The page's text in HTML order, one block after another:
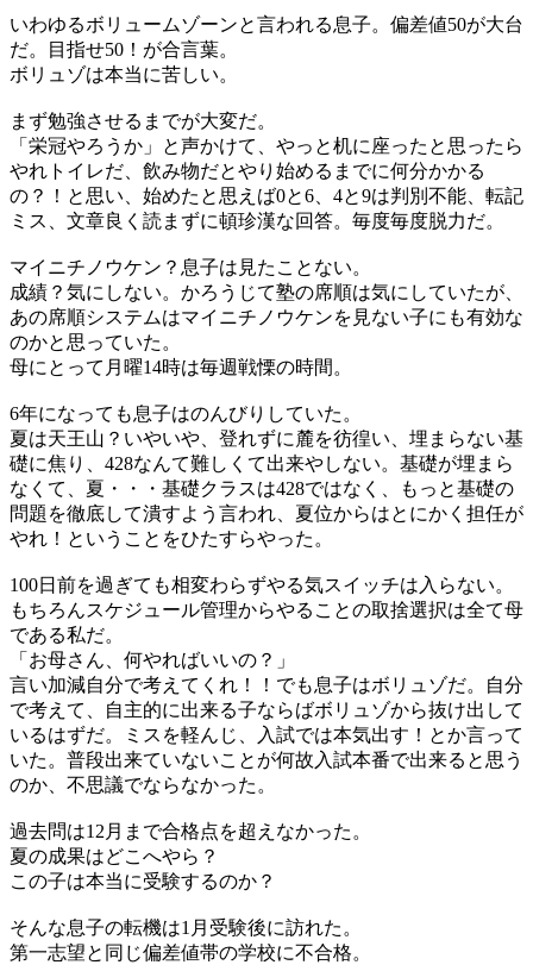
いわゆるボリュームゾーンと言われる息子。偏差値50が大台
だ。目指せ50！が合言葉。
ボリュゾは本当に苦しい。
まず勉強させるまでが大変だ。
「栄冠やろうか」と声かけて、やっと机に座ったと思ったら
やれトイレだ、飲み物だとやり始めるまでに何分かかる
の？！と思い、始めたと思えば0と6、4と9は判別不能、転記
ミス、文章良く読まずに頓珍漢な回答。毎度毎度脱力だ。
マイニチノウケン？息子は見たことない。
成績？気にしない。かろうじて塾の席順は気にしていたが、
あの席順システムはマイニチノウケンを見ない子にも有効な
のかと思っていた。
母にとって月曜14時は毎週戦慄の時間。
6年になっても息子はのんびりしていた。
夏は天王山？いやいや、登れずに麓を彷徨い、埋まらない基
礎に焦り、428なんて難しくて出来やしない。基礎が埋まら
なくて、夏・・・基礎クラスは428ではなく、もっと基礎の
問題を徹底して潰すよう言われ、夏位からはとにかく担任が
やれ！ということをひたすらやった。
100日前を過ぎても相変わらずやる気スイッチは入らない。
もちろんスケジュール管理からやることの取捨選択は全て母
である私だ。
「お母さん、何やればいいの？」
言い加減自分で考えてくれ！！でも息子はボリュゾだ。自分
で考えて、自主的に出来る子ならばボリュゾから抜け出して
いるはずだ。ミスを軽んじ、入試では本気出す！とか言って
いた。普段出来ていないことが何故入試本番で出来ると思う
のか、不思議でならなかった。
過去問は12月まで合格点を超えなかった。
夏の成果はどこへやら？
この子は本当に受験するのか？
そんな息子の転機は1月受験後に訪れた。
第一志望と同じ偏差値帯の学校に不合格。